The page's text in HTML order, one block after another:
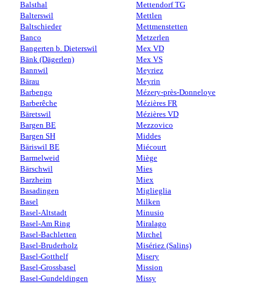
Balsthal
Balterswil
Baltschieder
Banco
Bangerten b. Dieterswil
Bänk (Dägerlen)
Bannwil
Bärau
Barbengo
Barberêche
Bäretswil
Bargen BE
Bargen SH
Bäriswil BE
Barmelweid
Bärschwil
Barzheim
Basadingen
Basel
Basel-Altstadt
Basel-Am Ring
Basel-Bachletten
Basel-Bruderholz
Basel-Gotthelf
Basel-Grossbasel
Basel-Gundeldingen
Mettendorf TG
Mettlen
Mettmenstetten
Metzerlen
Mex VD
Mex VS
Meyriez
Meyrin
Mézery-près-Donneloye
Mézières FR
Mézières VD
Mezzovico
Middes
Miécourt
Miège
Mies
Miex
Miglieglia
Milken
Minusio
Miralago
Mirchel
Misériez (Salins)
Misery
Mission
Missy